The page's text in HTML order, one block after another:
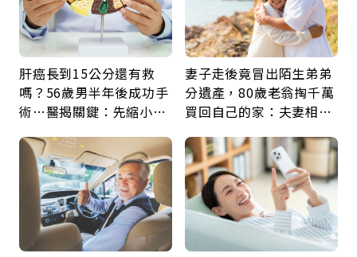
肝癌長到15公分還有救
嗎？56歲男半年後成功手
術…醫揭關鍵：先縮小腫
妻子走後竟冒出陌生弟弟
分遺產，80歲老翁掏千萬
買回自己的家：夫妻相守